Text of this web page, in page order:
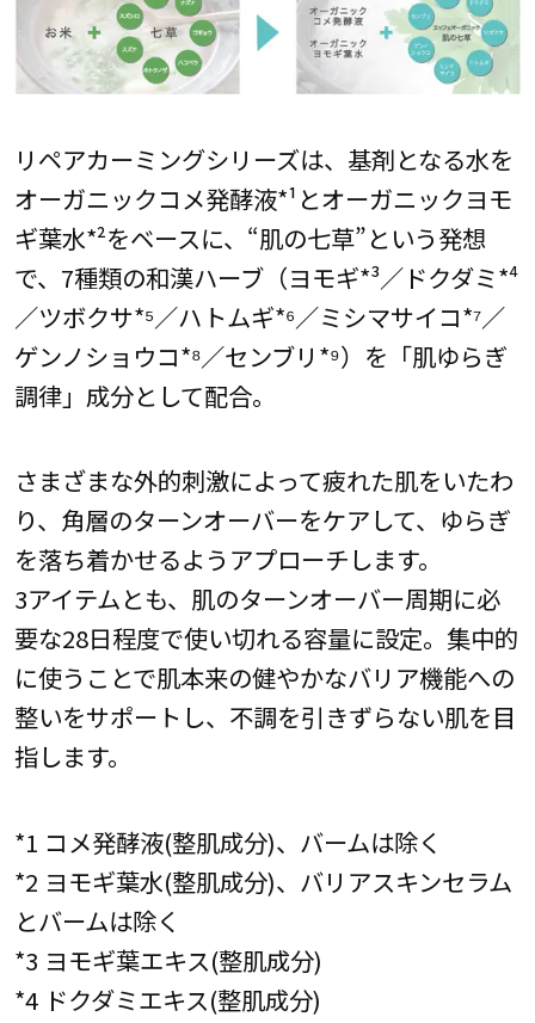
リペアカーミングシリーズは、基剤となる水を
オーガニックコメ発酵液*¹とオーガニックヨモ
ギ葉水*²をベースに、“肌の七草”という発想
で、7種類の和漢ハーブ（ヨモギ*³／ドクダミ*⁴
／ツボクサ*⁵／ハトムギ*⁶／ミシマサイコ*⁷／
ゲンノショウコ*⁸／センブリ*⁹）を「肌ゆらぎ
調律」成分として配合。
さまざまな外的刺激によって疲れた肌をいたわ
り、角層のターンオーバーをケアして、ゆらぎ
を落ち着かせるようアプローチします。
3アイテムとも、肌のターンオーバー周期に必
要な28日程度で使い切れる容量に設定。集中的
に使うことで肌本来の健やかなバリア機能への
整いをサポートし、不調を引きずらない肌を目
指します。
*1 コメ発酵液(整肌成分)、バームは除く
*2 ヨモギ葉水(整肌成分)、バリアスキンセラム
とバームは除く
*3 ヨモギ葉エキス(整肌成分)
*4 ドクダミエキス(整肌成分)